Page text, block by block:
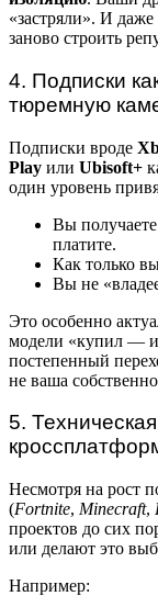
«застряли». И
заново строить
4. Подписки
тюремную
Подписки вроде
Play или Ubisoft+
один уровень
Вы
платите.
Как только
Вы не
Это особенно
модели «купил — и
постепенный
не ваша
5.
Несмотря на рост
(Fortnite, Minecraft,
проектов до сих
или делают это
Например: